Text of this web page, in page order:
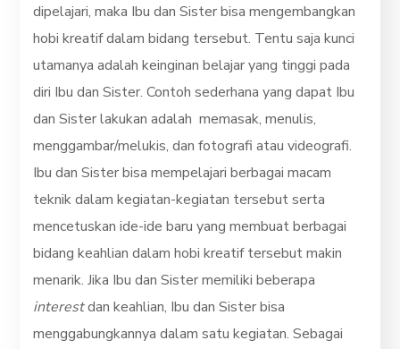
dipelajari, maka Ibu dan Sister bisa mengembangkan
hobi kreatif dalam bidang tersebut. Tentu saja kunci
utamanya adalah keinginan belajar yang tinggi pada
diri Ibu dan Sister. Contoh sederhana yang dapat Ibu
dan Sister lakukan adalah memasak, menulis,
menggambar/melukis, dan fotografi atau videografi.
Ibu dan Sister bisa mempelajari berbagai macam
teknik dalam kegiatan-kegiatan tersebut serta
mencetuskan ide-ide baru yang membuat berbagai
bidang keahlian dalam hobi kreatif tersebut makin
menarik. Jika Ibu dan Sister memiliki beberapa
interestdan keahlian, Ibu dan Sister bisa
menggabungkannya dalam satu kegiatan. Sebagai